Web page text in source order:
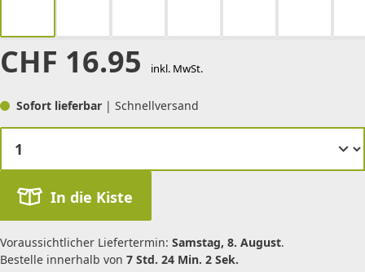
CHF 16.95 inkl. MwSt.
Sofort lieferbar | Schnellversand
In die Kiste
Voraussichtlicher Liefertermin: Samstag, 8. August.
Bestelle innerhalb von 7 Std. 24 Min. 2 Sek.